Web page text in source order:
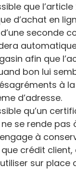
que
d’achat en
seconde
afin que
bon lui
à la
d’adresse.
qu’un
se rende pas
à
crédit client,
sur place